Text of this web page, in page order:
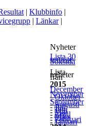
| Klubbinfo |
| Länkar|
Nyheter
Lista 30
senaste
Söksida
Lista
nyheter
från
2015
-
December
-
November
-Oktober
-
September
-Augusti
-Juli
-Juni
- Maj
- April
-Mars
-Februari
- Januari